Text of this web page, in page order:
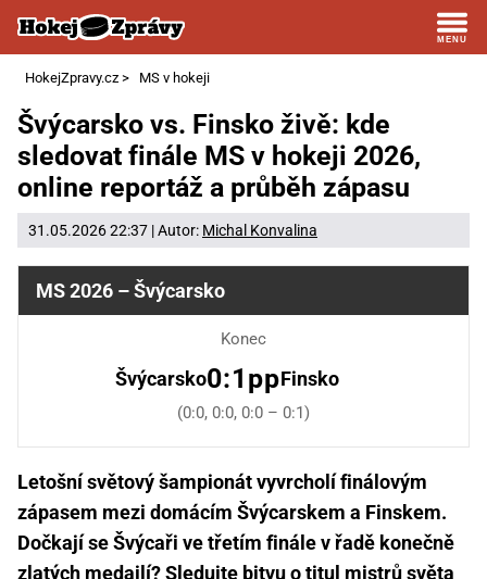
HokejZpravy.cz > MS v hokeji
Švýcarsko vs. Finsko živě: kde
sledovat finále MS v hokeji 2026,
online reportáž a průběh zápasu
31.05.2026 22:37 | Autor: Michal Konvalina
MS 2026 – Švýcarsko
Konec
Švýcarsko0:1ppFinsko
(0:0, 0:0, 0:0 – 0:1)
Letošní světový šampionát vyvrcholí finálovým
zápasem mezi domácím Švýcarskem a Finskem.
Dočkají se Švýcaři ve třetím finále v řadě konečně
zlatých medailí? Sledujte bitvu o titul mistrů světa